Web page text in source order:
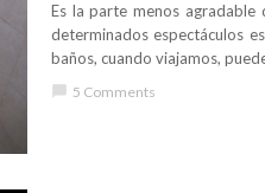
Es la parte menos
determinados espectáculos
baños, cuando viajamos,
chat_bubble 5 Comments